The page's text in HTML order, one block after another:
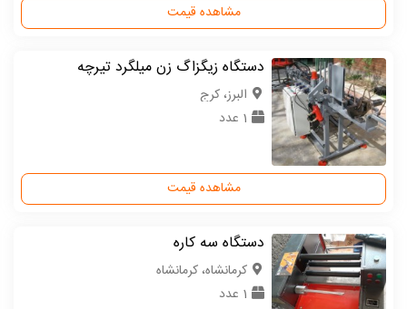
مشاهده قیمت
دستگاه زیگزاگ زن میلگرد تیرچه
البرز، کرج
1 عدد
مشاهده قیمت
دستگاه سه کاره
كرمانشاه، کرمانشاه
1 عدد